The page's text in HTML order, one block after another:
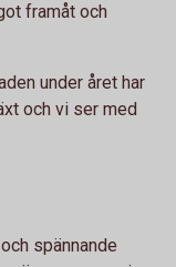
framåt och
under året har
och vi ser med
spännande